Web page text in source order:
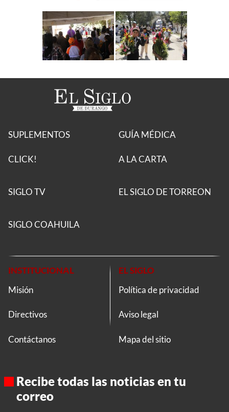
SUPLEMENTOS
CLICK!
GUÍA MÉDICA
A LA CARTA
SIGLO TV EL SIGLO DE TORREON
SIGLO COAHUILA
INSTITUCIONAL
Misión
Directivos
Contáctanos
EL SIGLO
Política de privacidad
Aviso legal
Mapa del sitio
Recibe todas las noticias en tu
correo